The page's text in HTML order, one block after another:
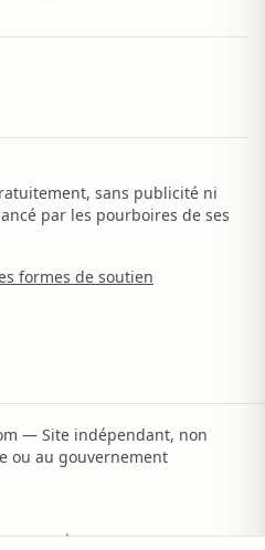
sans publicité ni
par les pourboires de ses
formes de soutien
— Site indépendant, non
ou au gouvernement
À propos